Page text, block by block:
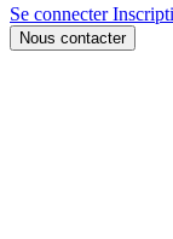
Se connecter
Nous contacter